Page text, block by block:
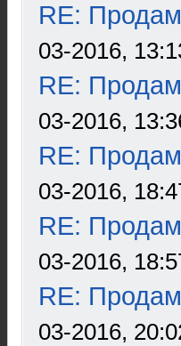
RE:
03-2016,
RE:
03-2016,
RE:
03-2016,
RE:
03-2016,
RE:
03-2016,